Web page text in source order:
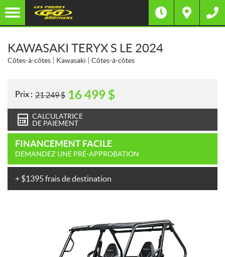
KAWASAKI TERYX S LE 2024
Côtes-à-côtes Kawasaki Côtes-à-côtes
Prix : 21 249$ 16 499 $
CALCULATRICE
DE PAIEMENT
FINANCEMENT FACILE
DEMANDEZ UNE PRÉ-APPROBATION
+ $1395 frais de destination